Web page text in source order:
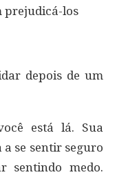
prejudicá-los
depois de um
está lá. Sua
se sentir seguro
sentindo medo.